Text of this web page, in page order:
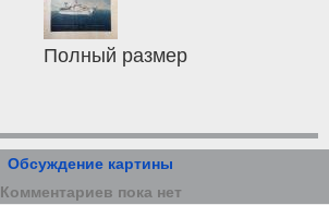
Полный размер
Обсуждение картины
Комментариев пока нет